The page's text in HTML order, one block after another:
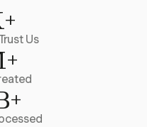
Us